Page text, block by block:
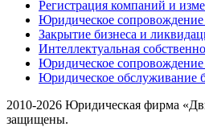
Регистрация компаний и
Юридическое
Закрытие бизнеса и
Интеллектуальная
Юридическое
Юридическое обслуживание
2010-2026 Юридическая фирма
защищены.